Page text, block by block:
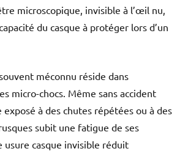
microscopique, invisible à l’œil nu,
du casque à protéger lors d’un
méconnu réside dans
micro-chocs. Même sans accident
exposé à des chutes répétées ou à des
subit une fatigue de ses
usure casque invisible réduit